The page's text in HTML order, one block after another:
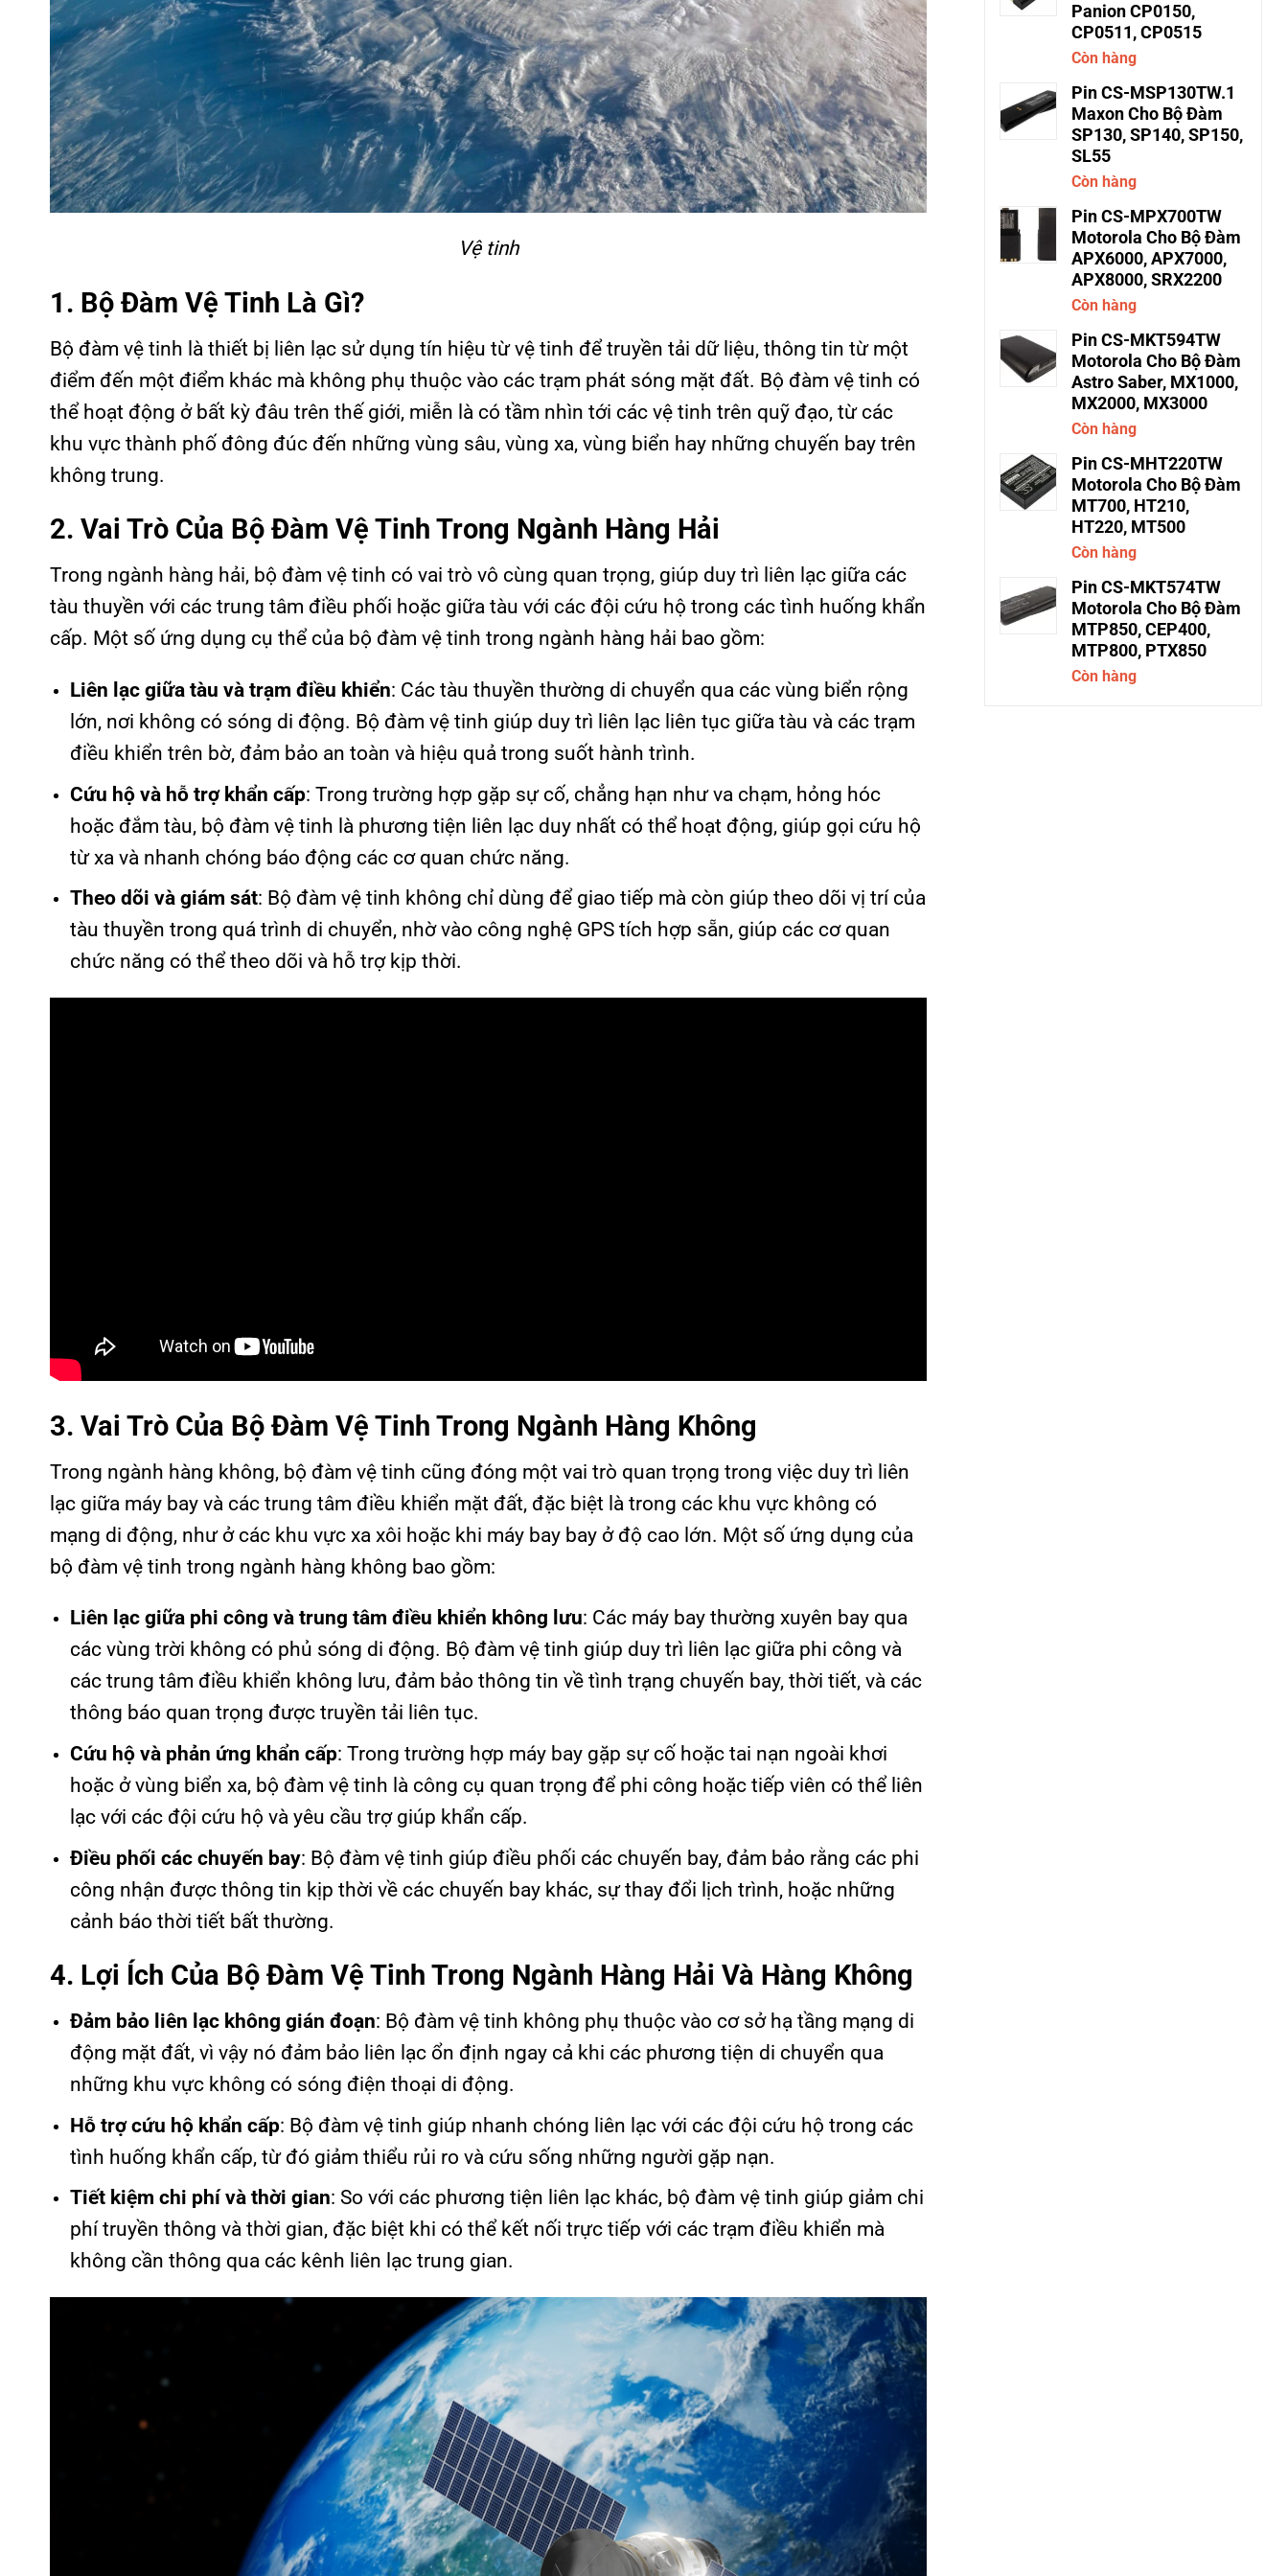
Vệ tinh
1. Bộ Đàm Vệ Tinh Là Gì?
Bộ đàm vệ tinh là thiết bị liên lạc sử dụng tín hiệu từ vệ tinh để truyền tải dữ liệu, thông tin từ một
điểm đến một điểm khác mà không phụ thuộc vào các trạm phát sóng mặt đất. Bộ đàm vệ tinh có
thể hoạt động ở bất kỳ đâu trên thế giới, miễn là có tầm nhìn tới các vệ tinh trên quỹ đạo, từ các
khu vực thành phố đông đúc đến những vùng sâu, vùng xa, vùng biển hay những chuyến bay trên
không trung.
2. Vai Trò Của Bộ Đàm Vệ Tinh Trong Ngành Hàng Hải
Trong ngành hàng hải, bộ đàm vệ tinh có vai trò vô cùng quan trọng, giúp duy trì liên lạc giữa các
tàu thuyền với các trung tâm điều phối hoặc giữa tàu với các đội cứu hộ trong các tình huống khẩn
cấp. Một số ứng dụng cụ thể của bộ đàm vệ tinh trong ngành hàng hải bao gồm:
Liên lạc giữa tàu và trạm điều khiển: Các tàu thuyền thường di chuyển qua các vùng biển rộng
lớn, nơi không có sóng di động. Bộ đàm vệ tinh giúp duy trì liên lạc liên tục giữa tàu và các trạm
điều khiển trên bờ, đảm bảo an toàn và hiệu quả trong suốt hành trình.
Cứu hộ và hỗ trợ khẩn cấp: Trong trường hợp gặp sự cố, chẳng hạn như va chạm, hỏng hóc
hoặc đắm tàu, bộ đàm vệ tinh là phương tiện liên lạc duy nhất có thể hoạt động, giúp gọi cứu hộ
từ xa và nhanh chóng báo động các cơ quan chức năng.
Theo dõi và giám sát: Bộ đàm vệ tinh không chỉ dùng để giao tiếp mà còn giúp theo dõi vị trí của
tàu thuyền trong quá trình di chuyển, nhờ vào công nghệ GPS tích hợp sẵn, giúp các cơ quan
chức năng có thể theo dõi và hỗ trợ kịp thời.
3. Vai Trò Của Bộ Đàm Vệ Tinh Trong Ngành Hàng Không
Trong ngành hàng không, bộ đàm vệ tinh cũng đóng một vai trò quan trọng trong việc duy trì liên
lạc giữa máy bay và các trung tâm điều khiển mặt đất, đặc biệt là trong các khu vực không có
mạng di động, như ở các khu vực xa xôi hoặc khi máy bay bay ở độ cao lớn. Một số ứng dụng của
bộ đàm vệ tinh trong ngành hàng không bao gồm:
Liên lạc giữa phi công và trung tâm điều khiển không lưu: Các máy bay thường xuyên bay qua
các vùng trời không có phủ sóng di động. Bộ đàm vệ tinh giúp duy trì liên lạc giữa phi công và
các trung tâm điều khiển không lưu, đảm bảo thông tin về tình trạng chuyến bay, thời tiết, và các
thông báo quan trọng được truyền tải liên tục.
Cứu hộ và phản ứng khẩn cấp: Trong trường hợp máy bay gặp sự cố hoặc tai nạn ngoài khơi
hoặc ở vùng biển xa, bộ đàm vệ tinh là công cụ quan trọng để phi công hoặc tiếp viên có thể liên
lạc với các đội cứu hộ và yêu cầu trợ giúp khẩn cấp.
Điều phối các chuyến bay: Bộ đàm vệ tinh giúp điều phối các chuyến bay, đảm bảo rằng các phi
công nhận được thông tin kịp thời về các chuyến bay khác, sự thay đổi lịch trình, hoặc những
cảnh báo thời tiết bất thường.
4. Lợi Ích Của Bộ Đàm Vệ Tinh Trong Ngành Hàng Hải Và Hàng Không
Đảm bảo liên lạc không gián đoạn: Bộ đàm vệ tinh không phụ thuộc vào cơ sở hạ tầng mạng di
động mặt đất, vì vậy nó đảm bảo liên lạc ổn định ngay cả khi các phương tiện di chuyển qua
những khu vực không có sóng điện thoại di động.
Hỗ trợ cứu hộ khẩn cấp: Bộ đàm vệ tinh giúp nhanh chóng liên lạc với các đội cứu hộ trong các
tình huống khẩn cấp, từ đó giảm thiểu rủi ro và cứu sống những người gặp nạn.
Tiết kiệm chi phí và thời gian: So với các phương tiện liên lạc khác, bộ đàm vệ tinh giúp giảm chi
phí truyền thông và thời gian, đặc biệt khi có thể kết nối trực tiếp với các trạm điều khiển mà
không cần thông qua các kênh liên lạc trung gian.
Panion CP0150,
CP0511, CP0515
Còn hàng
Pin CS-MSP130TW.1
Maxon Cho Bộ Đàm
SP130, SP140, SP150,
SL55
Còn hàng
Pin CS-MPX700TW
Motorola Cho Bộ Đàm
APX6000, APX7000,
APX8000, SRX2200
Còn hàng
Pin CS-MKT594TW
Motorola Cho Bộ Đàm
Astro Saber, MX1000,
MX2000, MX3000
Còn hàng
Pin CS-MHT220TW
Motorola Cho Bộ Đàm
MT700, HT210,
HT220, MT500
Còn hàng
Pin CS-MKT574TW
Motorola Cho Bộ Đàm
MTP850, CEP400,
MTP800, PTX850
Còn hàng